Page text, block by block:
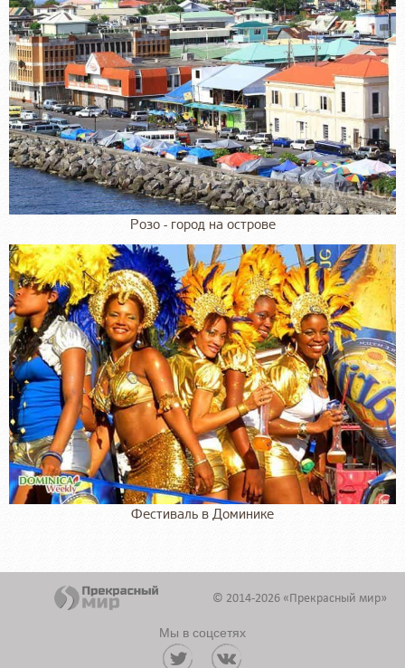
Розо - город на острове
Фестиваль в Доминике
© 2014-2026 «Прекрасный мир»
Мы в соцсетях